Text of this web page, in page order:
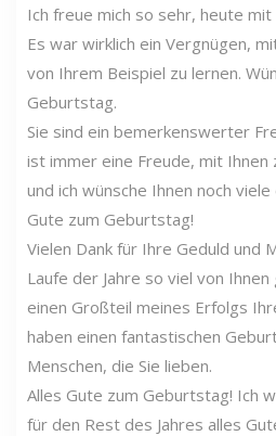
Ich freue mich so sehr, heute
Es war wirklich ein Vergnügen,
von Ihrem Beispiel zu lernen.
Geburtstag.
Sie sind ein bemerkenswerter
ist immer eine Freude, mit Ihnen
und ich wünsche Ihnen noch
Gute zum Geburtstag!
Vielen Dank für Ihre Geduld und
Laufe der Jahre so viel von
einen Großteil meines Erfolgs
haben einen fantastischen
Menschen, die Sie lieben.
Alles Gute zum Geburtstag! Ich
für den Rest des Jahres alles